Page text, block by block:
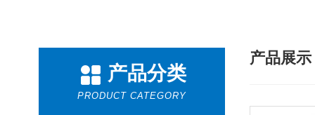
产品分类
PRODUCT CATEGORY
产品展示